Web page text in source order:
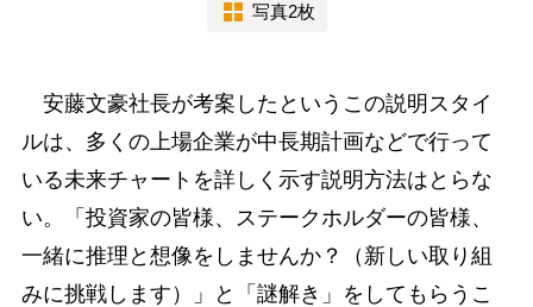
写真2枚
安藤文豪社長が考案したというこの説明スタイ
ルは、多くの上場企業が中長期計画などで行って
いる未来チャートを詳しく示す説明方法はとらな
い。「投資家の皆様、ステークホルダーの皆様、
一緒に推理と想像をしませんか？（新しい取り組
みに挑戦します）」と「謎解き」をしてもらうこ